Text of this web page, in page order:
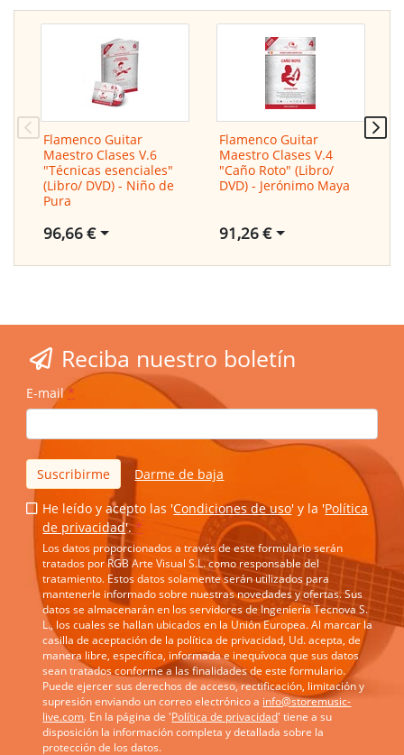
Flamenco Guitar
Maestro Clases V.6
"Técnicas esenciales"
(Libro/ DVD) - Niño de
Pura
96,66 €
Flamenco Guitar
Maestro Clases V.4
"Caño Roto" (Libro/
DVD) - Jerónimo Maya
91,26 €
Reciba nuestro boletín
E-mail *
Suscribirme Darme de baja
He leído y acepto las 'Condiciones de uso' y la 'Política
de privacidad'. *
Los datos proporcionados a través de este formulario serán
tratados por RGB Arte Visual S.L. como responsable del
tratamiento. Estos datos solamente serán utilizados para
mantenerle informado sobre nuestras novedades y ofertas. Sus
datos se almacenarán en los servidores de Ingeniería Tecnova S.
L., los cuales se hallan ubicados en la Unión Europea. Al marcar la
casilla de aceptación de la política de privacidad, Ud. acepta, de
manera libre, específica, informada e inequívoca que sus datos
sean tratados conforme a las finalidades de este formulario.
Puede ejercer sus derechos de acceso, rectificación, limitación y
supresión enviando un correo electrónico a info@storemusic-
live.com. En la página de 'Política de privacidad' tiene a su
disposición la información completa y detallada sobre la
protección de los datos.